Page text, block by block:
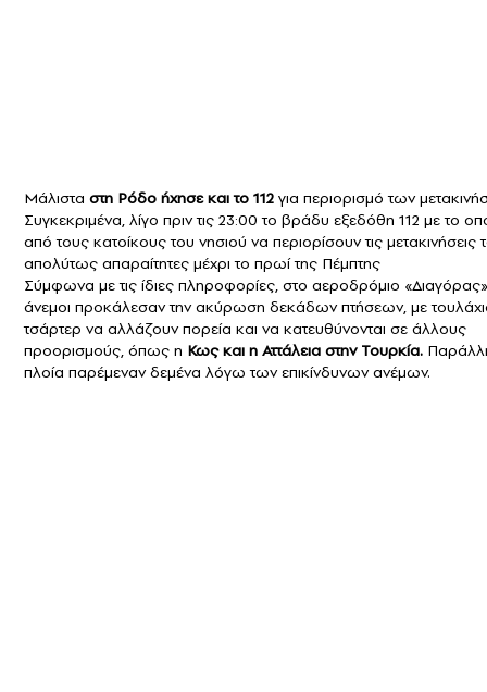
Μάλιστα στη Ρόδο ήχησε και το 112 για περιορισμό των
Συγκεκριμένα, λίγο πριν τις 23:00 το βράδυ εξεδόθη 112 με το
από τους κατοίκους του νησιού να περιορίσουν τις μετακινήσεις
απολύτως απαραίτητες μέχρι το πρωί της Πέμπτης
Σύμφωνα με τις ίδιες πληροφορίες, στο αεροδρόμιο
άνεμοι προκάλεσαν την ακύρωση δεκάδων πτήσεων, με
τσάρτερ να αλλάζουν πορεία και να κατευθύνονται σε άλλους
προορισμούς, όπως η Κως και η Αττάλεια στην Τουρκία.
πλοία παρέμεναν δεμένα λόγω των επικίνδυνων ανέμων.